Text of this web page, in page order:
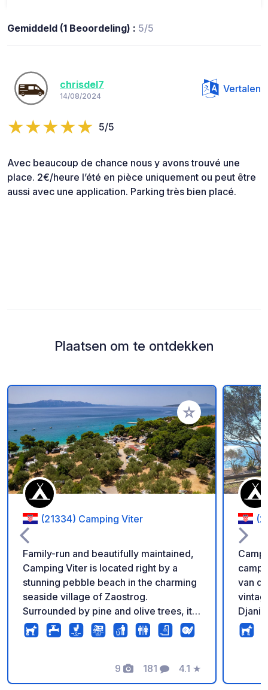
Gemiddeld (1 Beoordeling) : 5/5
chrisdel7
14/08/2024
Vertalen
5/5
Avec beaucoup de chance nous y avons trouvé une
place. 2€/heure l’été en pièce uniquement ou peut être
aussi avec une application. Parking très bien placé.
Plaatsen om te ontdekken
Voeg toe aan je
(21334) Camping Viter
Family-run and beautifully maintained,
Camping Viter is located right by a
stunning pebble beach in the charming
seaside village of Zaostrog.
Surrounded by pine and olive trees, it
offers a peaceful Mediterranean
atmosphere and spacious pitches for
Restaurants and shops are nearby, and
the friendly staff speak English,
9
Foto's
181
Commentaren
4.1
Beoordeling
★
van
Djani
voor